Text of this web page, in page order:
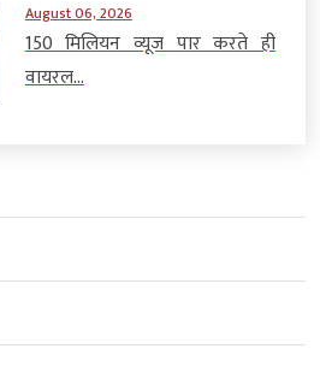
August 06, 2026
150 मिलियन व्यूज पार करते ही
वायरल...